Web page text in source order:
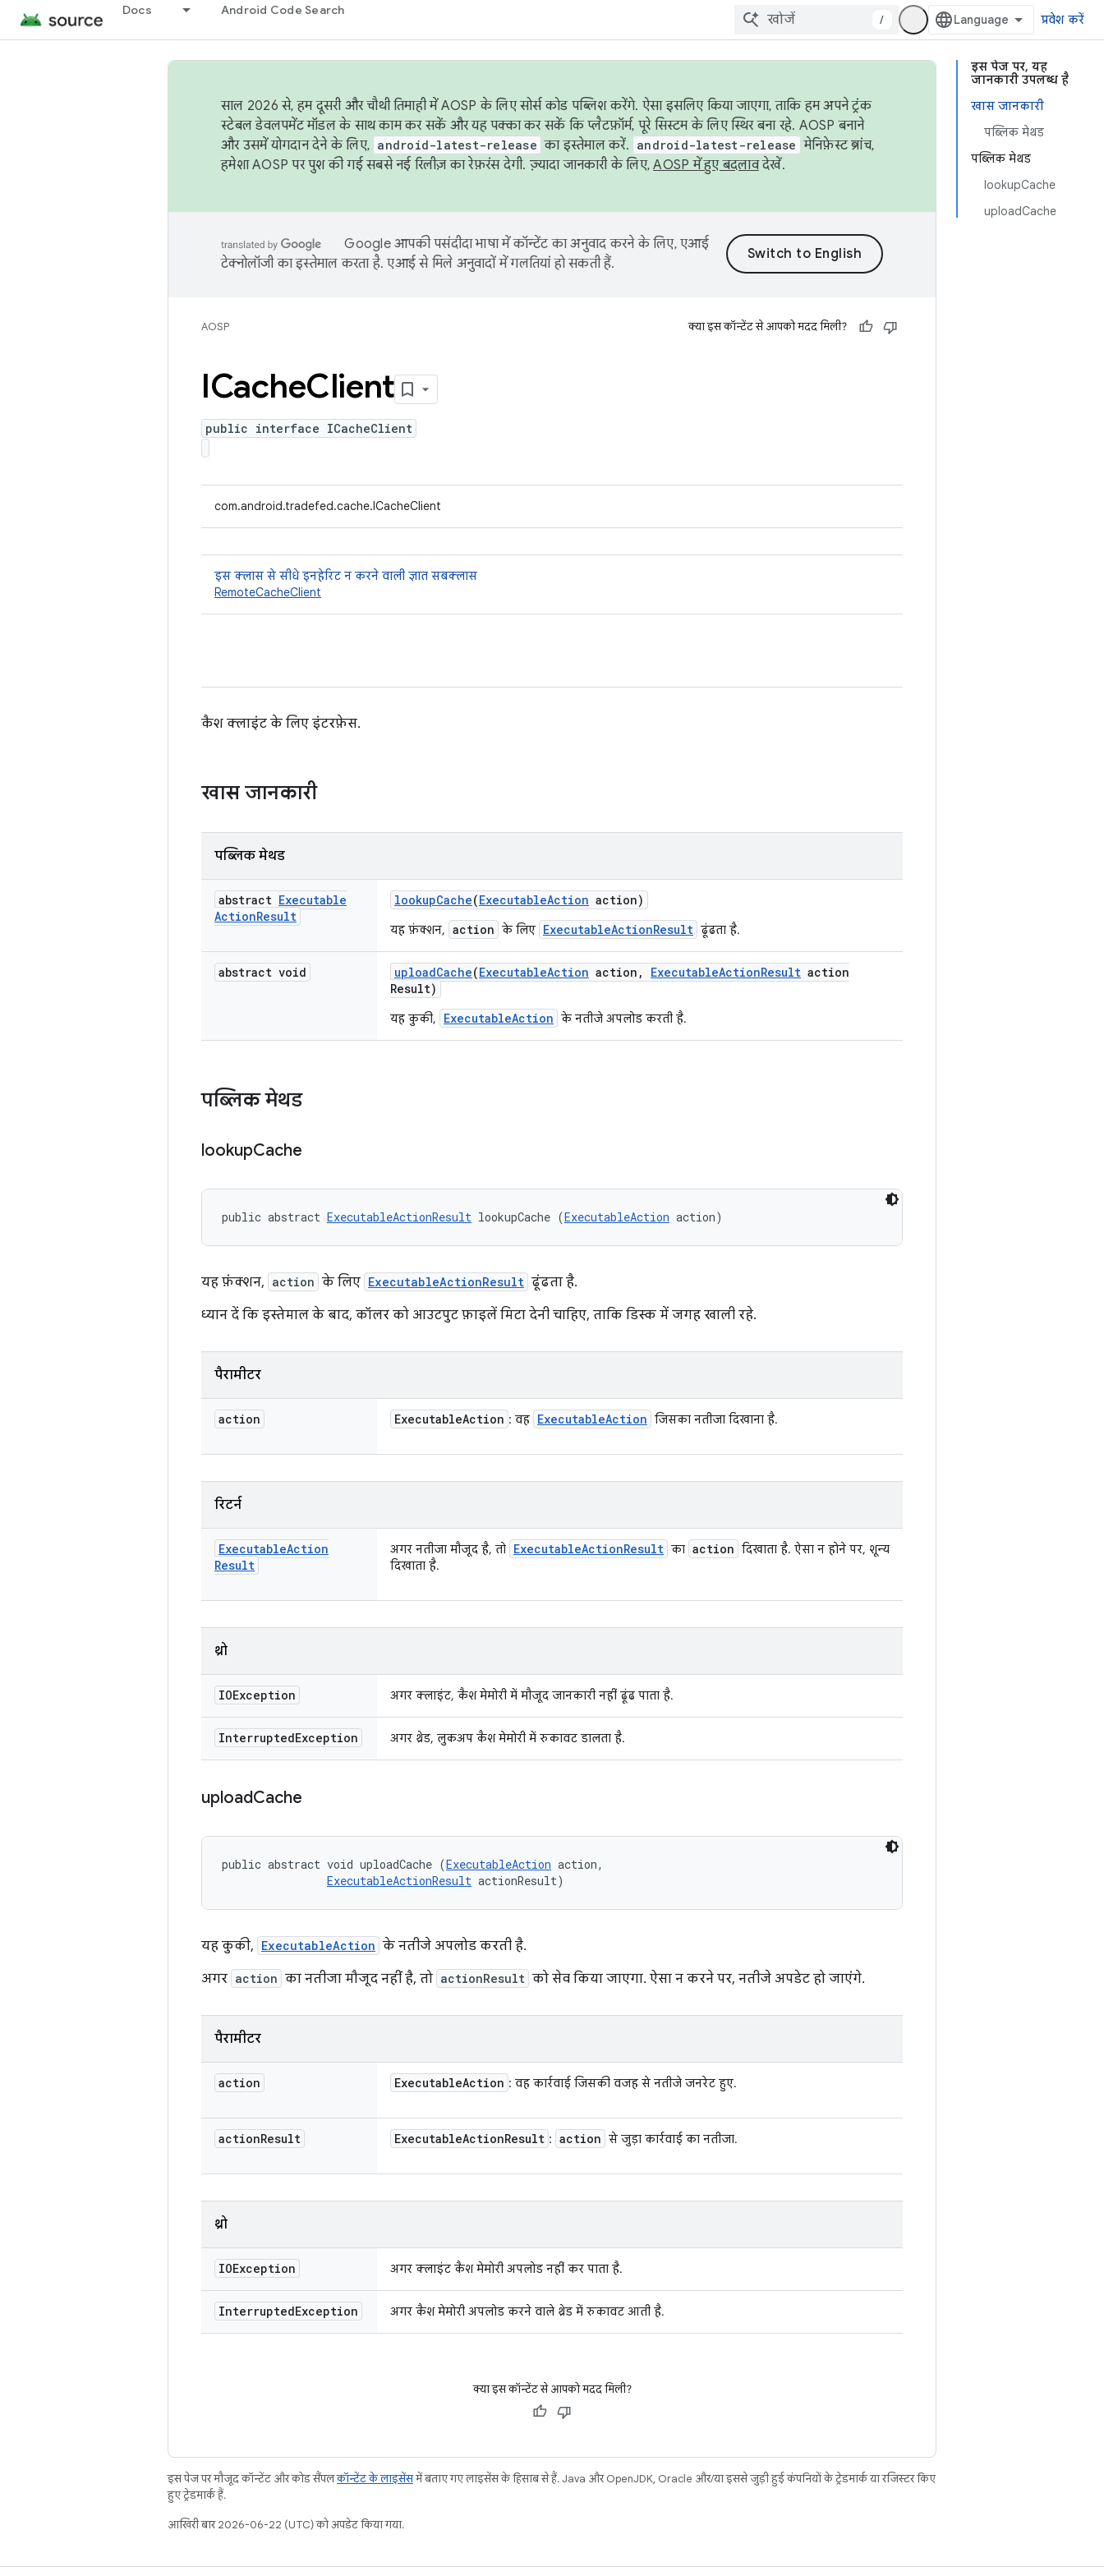
Docs Android Code Search
/ प्रवेश करें
इस पेज पर, यह
जानकारी उपलब्ध है
खास जानकारी
पब्लिक मेथड
पब्लिक मेथड
lookupCache
uploadCache
साल 2026 से, हम दूसरी और चौथी तिमाही में AOSP के लिए सोर्स कोड पब्लिश करेंगे. ऐसा इसलिए किया जाएगा, ताकि हम अपने ट्रंक
स्टेबल डेवलपमेंट मॉडल के साथ काम कर सकें और यह पक्का कर सकें कि प्लैटफ़ॉर्म, पूरे सिस्टम के लिए स्थिर बना रहे. AOSP बनाने
और उसमें योगदान देने के लिए, android-latest-release का इस्तेमाल करें. android-latest-release मेनिफ़ेस्ट ब्रांच,
हमेशा AOSP पर पुश की गई सबसे नई रिलीज़ का रेफ़रंस देगी. ज़्यादा जानकारी के लिए,AOSP में हुए बदलावदेखें.
Google आपकी पसंदीदा भाषा में कॉन्टेंट का अनुवाद करने के लिए, एआई
टेक्नोलॉजी का इस्तेमाल करता है. एआई से मिले अनुवादों में गलतियां हो सकती हैं.
AOSP क्या इस कॉन्टेंट से आपको मदद मिली?
ICacheClient
public interface ICacheClient
com.android.tradefed.cache.ICacheClient
इस क्लास से सीधे इनहेरिट न करने वाली ज्ञात सबक्लास
RemoteCacheClient
कैश क्लाइंट के लिए इंटरफ़ेस.
खास जानकारी
पब्लिक मेथड
abstract Executable
ActionResult
lookupCache(ExecutableAction action)
यह फ़ंक्शन, action के लिए ExecutableActionResult ढूंढता है.
abstract void uploadCache(ExecutableAction action , ExecutableActionResult action
Result)
यह कुकी, ExecutableAction के नतीजे अपलोड करती है.
पब्लिक मेथड
lookupCache
public abstract ExecutableActionResult lookupCache (ExecutableAction action)
यह फ़ंक्शन, action के लिए ExecutableActionResult ढूंढता है.
ध्यान दें कि इस्तेमाल के बाद, कॉलर को आउटपुट फ़ाइलें मिटा देनी चाहिए, ताकि डिस्क में जगह खाली रहे.
पैरामीटर
action ExecutableAction : वह ExecutableAction जिसका नतीजा दिखाना है.
रिटर्न
ExecutableAction
Result
अगर नतीजा मौजूद है, तो ExecutableActionResult का action दिखाता है. ऐसा न होने पर, शून्य
दिखाता है.
थ्रो
IOException अगर क्लाइंट, कैश मेमोरी में मौजूद जानकारी नहीं ढूंढ पाता है.
InterruptedException अगर थ्रेड, लुकअप कैश मेमोरी में रुकावट डालता है.
uploadCache
public abstract void uploadCache (ExecutableAction action,
ExecutableActionResult actionResult)
यह कुकी, ExecutableAction के नतीजे अपलोड करती है.
अगर action का नतीजा मौजूद नहीं है, तो actionResult को सेव किया जाएगा. ऐसा न करने पर, नतीजे अपडेट हो जाएंगे.
पैरामीटर
action ExecutableAction : वह कार्रवाई जिसकी वजह से नतीजे जनरेट हुए.
actionResult ExecutableActionResult : action से जुड़ा कार्रवाई का नतीजा.
थ्रो
IOException अगर क्लाइंट कैश मेमोरी अपलोड नहीं कर पाता है.
InterruptedException अगर कैश मेमोरी अपलोड करने वाले थ्रेड में रुकावट आती है.
क्या इस कॉन्टेंट से आपको मदद मिली?
इस पेज पर मौजूद कॉन्टेंट और कोड सैंपलकॉन्टेंट के लाइसेंसमें बताए गए लाइसेंस के हिसाब से हैं. Java और OpenJDK, Oracle और/या इससे जुड़ी हुई कंपनियों के ट्रेडमार्क या रजिस्टर किए
हुए ट्रेडमार्क हैं.
आखिरी बार 2026-06-22 (UTC) को अपडेट किया गया.